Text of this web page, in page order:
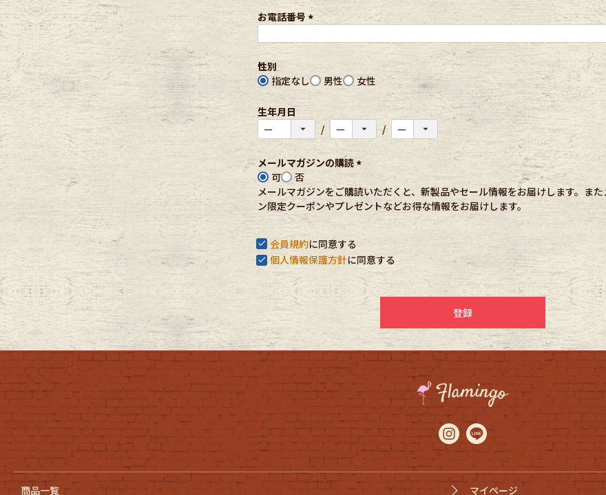
小物・アクセサリーから探す
Bag Stall・Scarf
Accessory Shoes
antique goods
vintage bicycle
FAFATT
お電話番号
)
性別
指定なし
男性 女性
生年月日
メールマガジンの購読
必
須
可
否
メールマガジンをご購読いただくと、新製品やセール情報をお届けします。ま
ン限定クーポンやプレゼントなどお得な情報をお届けします。
会員規約に同意する
個人情報保護方針に同意する
登録
商品一覧 マイページ